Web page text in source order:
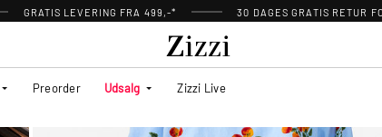
GRATIS LEVERING FRA 499,-* 30 DAGES GRATIS RETUR
Preorder Udsalg Zizzi Live